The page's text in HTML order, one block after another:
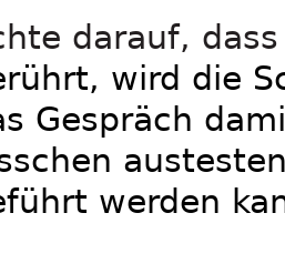
darauf, dass
wird die
Gespräch
werden